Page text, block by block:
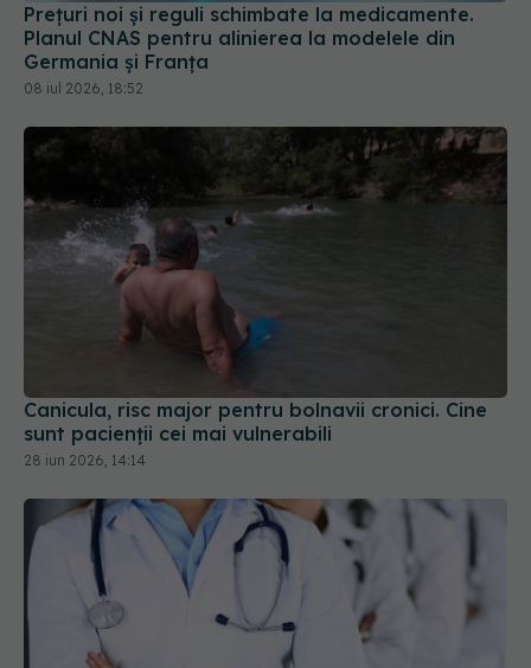
Prețuri noi și reguli schimbate la medicamente.
Planul CNAS pentru alinierea la modelele din
Germania și Franța
08 iul 2026, 18:52
Canicula, risc major pentru bolnavii cronici. Cine
sunt pacienții cei mai vulnerabili
28 iun 2026, 14:14